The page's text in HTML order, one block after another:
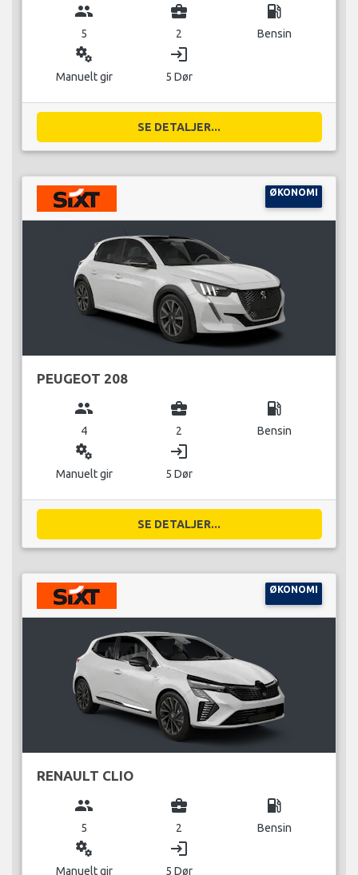
group
5
business_center
2
local_gas_station
Bensin
miscellaneous_services
Manuelt gir
login
5 Dør
SE DETALJER...
ØKONOMI
PEUGEOT 208
group
4
business_center
2
local_gas_station
Bensin
miscellaneous_services
Manuelt gir
login
5 Dør
SE DETALJER...
ØKONOMI
RENAULT CLIO
group
5
business_center
2
local_gas_station
Bensin
miscellaneous_services
Manuelt gir
login
5 Dør